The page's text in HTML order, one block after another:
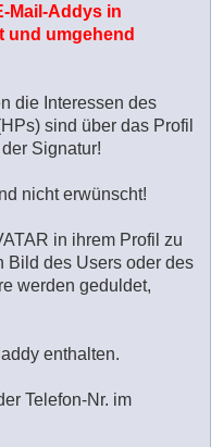
Mail-Addys in
und umgehend
die Interessen des
sind über das Profil
Signatur!
nicht erwünscht!
in ihrem Profil zu
Bild des Users oder des
werden geduldet,
enthalten.
Telefon-Nr. im